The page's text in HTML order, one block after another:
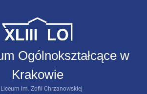
Ogólnokształcące w
Krakowie
im. Zofii Chrzanowskiej